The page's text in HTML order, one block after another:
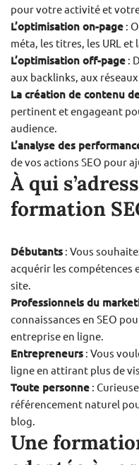
pour votre activité et
L’optimisation on-page :
méta, les titres, les URL
L’optimisation off-page :
aux backlinks, aux
La création de contenu
pertinent et engageant
audience.
L’analyse des
de vos actions SEO pour
À qui
formation
Débutants : Vous
acquérir les
site.
Professionnels du
connaissances en SEO
entreprise en ligne.
Entrepreneurs : Vous
ligne en attirant plus de
Toute personne :
référencement naturel
blog.
Une